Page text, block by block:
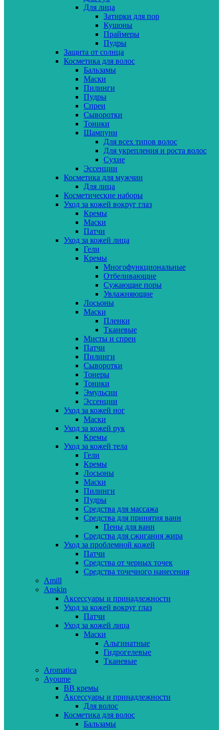
Для лица
Затирки для пор
Кушоны
Праймеры
Пудры
Защита от солнца
Косметика для волос
Бальзамы
Маски
Пилинги
Пудры
Спреи
Сыворотки
Тоники
Шампуни
Для всех типов волос
Для укрепления и роста волос
Сухие
Эссенции
Косметика для мужчин
Для лица
Косметические наборы
Уход за кожей вокруг глаз
Кремы
Маски
Патчи
Уход за кожей лица
Гели
Кремы
Многофункциональные
Отбеливающие
Сужающие поры
Увлажняющие
Лосьоны
Маски
Пленки
Тканевые
Мисты и спреи
Патчи
Пилинги
Сыворотки
Тонеры
Тоники
Эмульсии
Эссенции
Уход за кожей ног
Маски
Уход за кожей рук
Кремы
Уход за кожей тела
Гели
Кремы
Лосьоны
Маски
Пилинги
Пудры
Средства для массажа
Средства для принятия ванн
Пены для ванн
Средства для сжигания жира
Уход за проблемной кожей
Патчи
Средства от черных точек
Средства точечного нанесения
Amill
Anskin
Аксессуары и принадлежности
Уход за кожей вокруг глаз
Патчи
Уход за кожей лица
Маски
Альгинатные
Гидрогелевые
Тканевые
Aromatica
Ayoume
BB кремы
Аксессуары и принадлежности
Для волос
Косметика для волос
Бальзамы